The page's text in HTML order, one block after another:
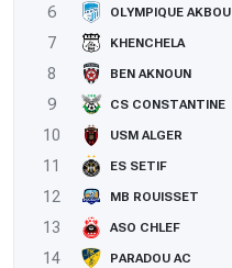
6
OLYMPIQUE AKBOU
7
KHENCHELA
8
BEN AKNOUN
9
CS CONSTANTINE
10
USM ALGER
11
ES SETIF
12
MB ROUISSET
13
ASO CHLEF
14
PARADOU AC